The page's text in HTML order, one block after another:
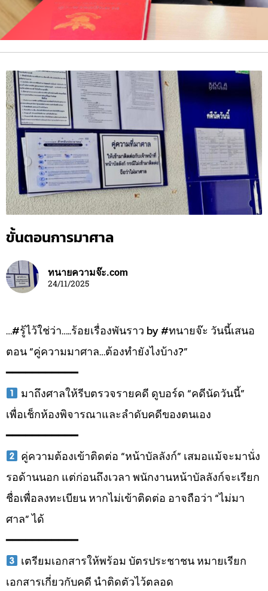
ขั้นตอนการมาศาล
ทนายความจ๊ะ.com
24/11/2025
…#รู้ไว้ใช่ว่า…..ร้อยเรื่องพันราว by #ทนายจ๊ะ วันนี้เสนอ
ตอน “คู่ความมาศาล…ต้องทำยังไงบ้าง?”
━━━━━━━━━━━
มาถึงศาลให้รีบตรวจรายคดี ดูบอร์ด “คดีนัดวันนี้”
เพื่อเช็กห้องพิจารณาและลำดับคดีของตนเอง
━━━━━━━━━━━
คู่ความต้องเข้าติดต่อ “หน้าบัลลังก์” เสมอแม้จะมานั่ง
รอด้านนอก แต่ก่อนถึงเวลา พนักงานหน้าบัลลังก์จะเรียก
ชื่อเพื่อลงทะเบียน หากไม่เข้าติดต่อ อาจถือว่า “ไม่มา
ศาล” ได้
━━━━━━━━━━━
เตรียมเอกสารให้พร้อม บัตรประชาชน หมายเรียก
เอกสารเกี่ยวกับคดี นำติดตัวไว้ตลอด